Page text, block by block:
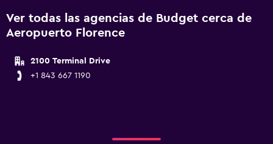
Ver todas las agencias de Budget cerca de
Aeropuerto Florence
2100 Terminal Drive
+1 843 667 1190